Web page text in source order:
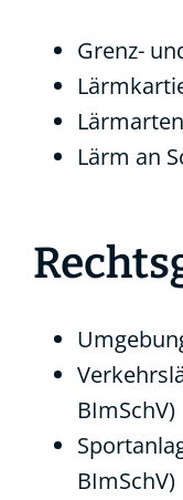
Grenz-
Lärm an
BImSchV)
BImSchV)